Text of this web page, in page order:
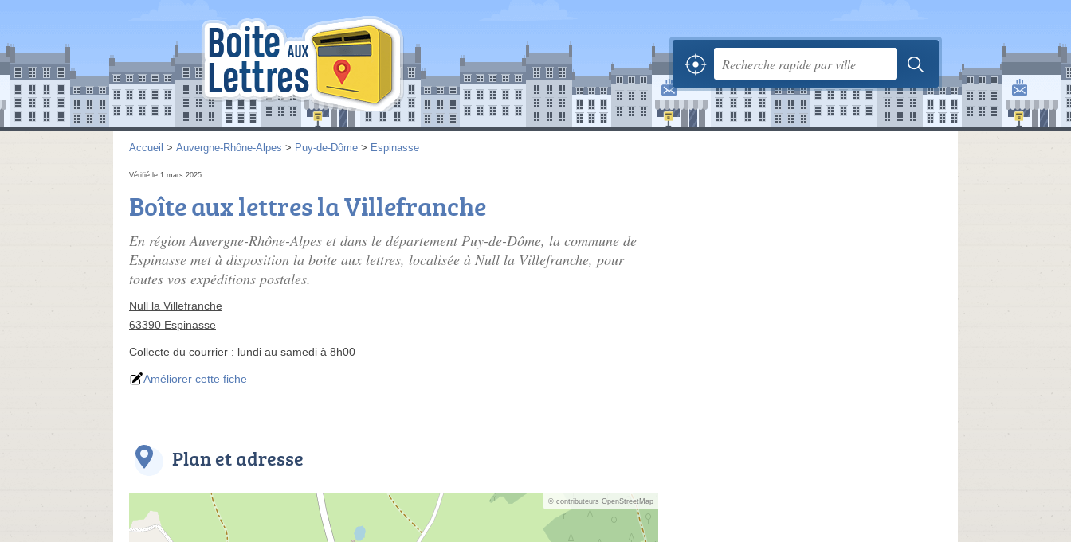
Accueil > Auvergne-Rhône-Alpes > Puy-de-Dôme > Espinasse
Vérifié le 1 mars 2025
Boîte aux lettres la Villefranche
En région Auvergne-Rhône-Alpes et dans le département Puy-de-Dôme, la commune de
Espinasse met à disposition la boite aux lettres, localisée à Null la Villefranche, pour
toutes vos expéditions postales.
Null la Villefranche
63390 Espinasse
Collecte du courrier : lundi au samedi à 8h00
Améliorer cette fiche
Plan et adresse
© contributeurs OpenStreetMap